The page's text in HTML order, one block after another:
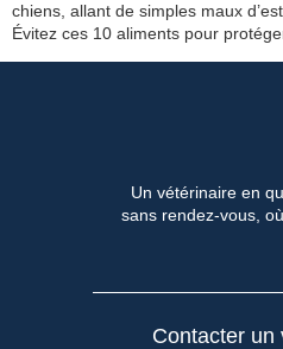
chiens, allant de simples maux
Évitez ces 10 aliments pour
Un vétérinaire en
sans rendez-vous,
Contacter un